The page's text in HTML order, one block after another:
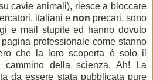
cavie animali), riesce a bloccare
italiani e non precari, sono
e mail stupite ed hanno dovuto
professionale come stanno
che la loro scoperta è solo il
della scienza. Ah! La
da essere stata pubblicata pure